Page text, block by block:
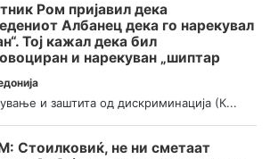
Ром пријавил дека
Албанец дека го нарекувал
Тој кажал дека бил
и нарекуван „шиптар
и заштита од дискриминација (К...
Стоилковиќ, не ни сметаат